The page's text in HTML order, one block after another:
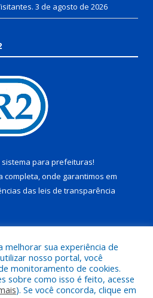
3 de agosto de 2026
sistema para prefeituras!
completa, onde garantimos em
das leis de transparência
a Prefeitura Municipal de Juruti.
melhorar sua experiência de
nosso portal, você
monitoramento de cookies.
sobre como isso é feito, acesse
). Se você concorda, clique em